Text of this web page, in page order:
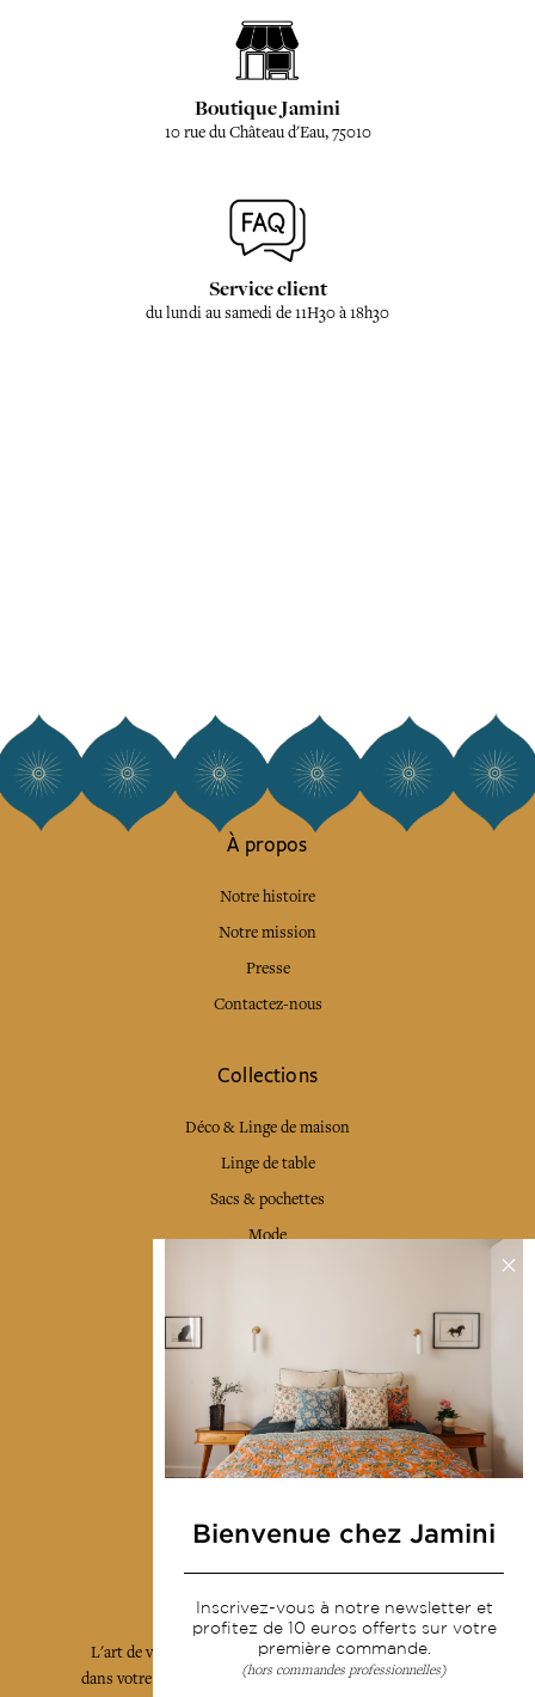
Boutique Jamini
10 rue du Château d'Eau, 75010
Service client
du lundi au samedi de 11H30 à 18h30
À propos
Notre histoire
Notre mission
Presse
Contactez-nous
Collections
Déco & Linge de maison
Linge de table
Sacs & pochettes
Mode
Livraison & retour
CGV
Devenir revendeur
Notre communauté
L'art de vivre JAMINI raconté avec poésie et élégance
dans votre boîte mail. Inscrivez vous à notre newsletter
Bienvenue chez Jamini
Inscrivez-vous à notre newsletter et
profitez de 10 euros offerts sur votre
première commande.
(hors commandes professionnelles)